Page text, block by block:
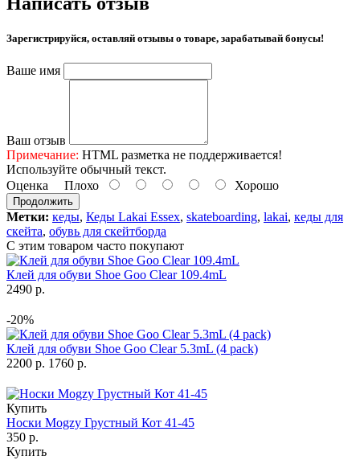
Зарегистрируйся, оставляй отзывы о товаре, зарабатывай бонусы!
Ваше имя
Ваш отзыв
Примечание: HTML разметка не поддерживается!
Используйте обычный текст.
Оценка Плохо Хорошо
Продолжить
Метки: кеды, Кеды Lakai Essex, skateboarding, lakai, кеды для
скейта, обувь для скейтборда
С этим товаром часто покупают
Клей для обуви Shoe Goo Clear 109.4mL
2490 р.
-20%
Клей для обуви Shoe Goo Clear 5.3mL (4 pack)
2200 р. 1760 р.
Купить
Носки Mogzy Грустный Кот 41-45
350 р.
Купить